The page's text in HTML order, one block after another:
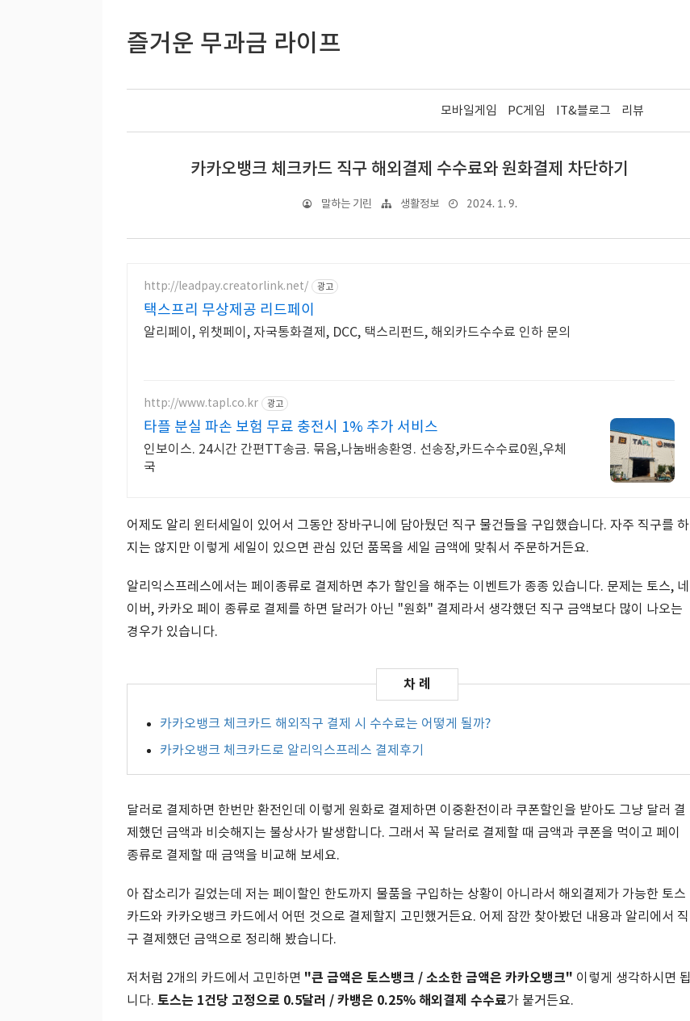
즐거운 무과금 라이프
모바일게임 PC게임 IT&블로그 리뷰
카카오뱅크 체크카드 직구 해외결제 수수료와 원화결제 차단하기
말하는 기린 생활정보 2024. 1. 9.
http://leadpay.creatorlink.net/ 광고
택스프리 무상제공 리드페이
알리페이, 위챗페이, 자국통화결제, DCC, 택스리펀드, 해외카드수수료 인하 문의
http://www.tapl.co.kr 광고
타플 분실 파손 보험 무료 충전시 1% 추가 서비스
인보이스. 24시간 간편TT송금. 묶음,나눔배송환영. 선송장,카드수수료0원,우체
국
어제도 알리 윈터세일이 있어서 그동안 장바구니에 담아뒀던 직구 물건들을 구입했습니다. 자주 직구를 하
지는 않지만 이렇게 세일이 있으면 관심 있던 품목을 세일 금액에 맞춰서 주문하거든요.
알리익스프레스에서는 페이종류로 결제하면 추가 할인을 해주는 이벤트가 종종 있습니다. 문제는 토스, 네
이버, 카카오 페이 종류로 결제를 하면 달러가 아닌 "원화" 결제라서 생각했던 직구 금액보다 많이 나오는
경우가 있습니다.
카카오뱅크 체크카드 해외직구 결제 시 수수료는 어떻게 될까?
카카오뱅크 체크카드로 알리익스프레스 결제후기
달러로 결제하면 한번만 환전인데 이렇게 원화로 결제하면 이중환전이라 쿠폰할인을 받아도 그냥 달러 결
제했던 금액과 비슷해지는 불상사가 발생합니다. 그래서 꼭 달러로 결제할 때 금액과 쿠폰을 먹이고 페이
종류로 결제할 때 금액을 비교해 보세요.
아 잡소리가 길었는데 저는 페이할인 한도까지 물품을 구입하는 상황이 아니라서 해외결제가 가능한 토스
카드와 카카오뱅크 카드에서 어떤 것으로 결제할지 고민했거든요. 어제 잠깐 찾아봤던 내용과 알리에서 직
구 결제했던 금액으로 정리해 봤습니다.
저처럼 2개의 카드에서 고민하면 "큰 금액은 토스뱅크 / 소소한 금액은 카카오뱅크" 이렇게 생각하시면 됩
니다. 토스는 1건당 고정으로 0.5달러 / 카뱅은 0.25% 해외결제 수수료가 붙거든요.